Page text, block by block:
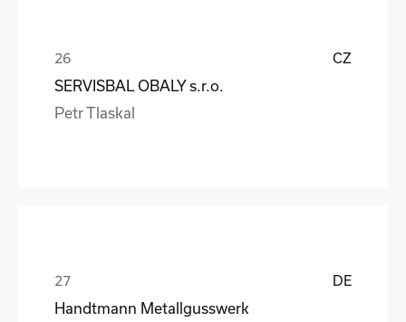
CZ
SERVISBAL OBALY s.r.o.
Petr Tlaskal
DE
Handtmann Metallgusswerk